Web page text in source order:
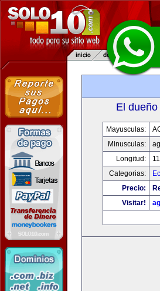
El
Mayusculas:
Minusculas:
Longitud:
Categorias:
Precio:
Visitar!